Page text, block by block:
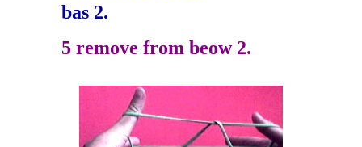
bas 2.
5 remove from beow 2.